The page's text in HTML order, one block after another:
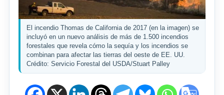
El incendio Thomas de California de 2017 (en la imagen) se
incluyó en un nuevo análisis de más de 1.500 incendios
forestales que revela cómo la sequía y los incendios se
combinan para afectar las tierras del oeste de EE. UU.
Crédito: Servicio Forestal del USDA/Stuart Palley